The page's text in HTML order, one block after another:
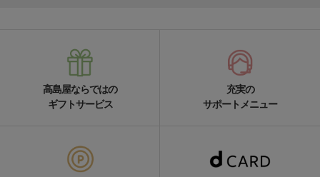
高島屋ならではの
ギフトサービス
充実の
サポートメニュー